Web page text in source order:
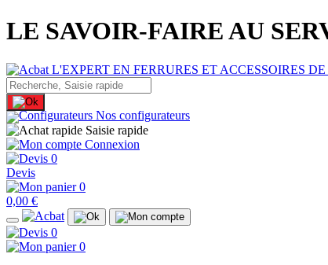
LE SAVOIR-FAIRE AU
Nos configurateurs
Saisie rapide
Connexion
0
Devis
0
0,00 €
0
0